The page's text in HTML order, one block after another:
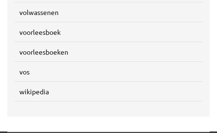
volwassenen
voorleesboek
voorleesboeken
vos
wikipedia